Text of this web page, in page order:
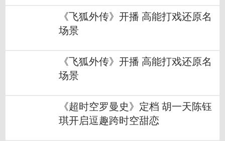
《飞狐外传》开播 高能打戏还原名
场景
《飞狐外传》开播 高能打戏还原名
场景
《超时空罗曼史》定档 胡一天陈钰
琪开启逗趣跨时空甜恋